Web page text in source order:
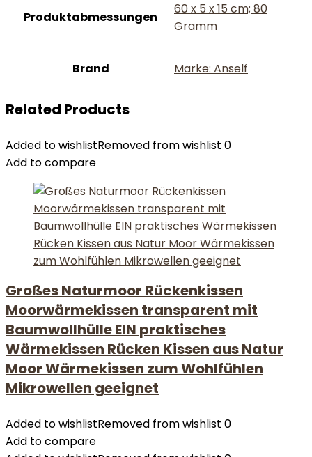
Produktabmessungen
‎60 x 5 x 15 cm; 80
Gramm
Brand Marke: Anself
Related Products
Added to wishlistRemoved from wishlist 0
Add to compare
Großes Naturmoor Rückenkissen
Moorwärmekissen transparent mit
Baumwollhülle EIN praktisches
Wärmekissen Rücken Kissen aus Natur
Moor Wärmekissen zum Wohlfühlen
Mikrowellen geeignet
Added to wishlistRemoved from wishlist 0
Add to compare